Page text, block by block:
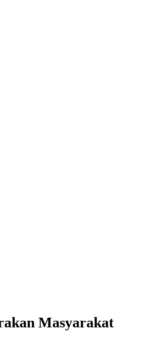
Masyarakat